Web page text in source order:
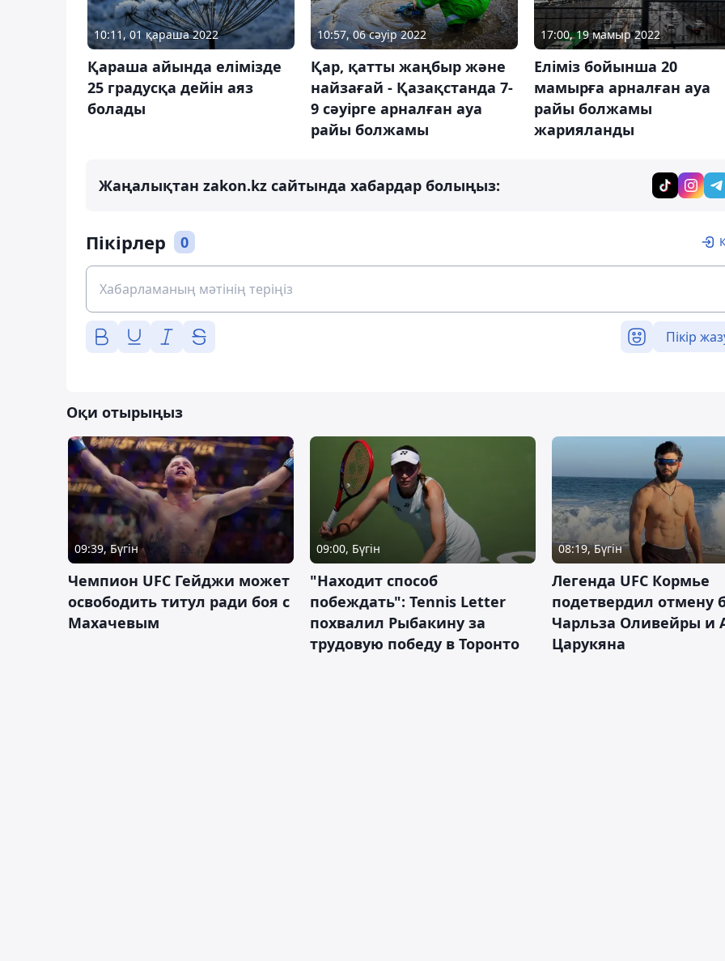
10:11, 01 қараша 2022
Қараша айында елімізде
25 градусқа дейін аяз
болады
10:57, 06 сәуір 2022
Қар, қатты жаңбыр және
найзағай - Қазақстанда 7-
9 сәуірге арналған ауа
райы болжамы
17:00, 19 мамыр 2022
Еліміз бойынша 20
мамырға арналған ауа
райы болжамы
жарияланды
Жаңалықтан zakon.kz сайтында хабардар болыңыз:
Пікірлер 0
Пікір
Оқи отырыңыз
09:39, Бүгін
Чемпион UFC Гейджи может
освободить титул ради боя с
Махачевым
09:00, Бүгін
"Находит способ
побеждать": Tennis Letter
похвалил Рыбакину за
трудовую победу в Торонто
08:19, Бүгін
Легенда UFC Кормье
подетвердил отмену
Чарльза Оливейры и
Царукяна